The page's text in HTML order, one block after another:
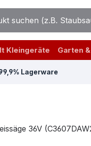
Kleingeräte Garten
Lagerware